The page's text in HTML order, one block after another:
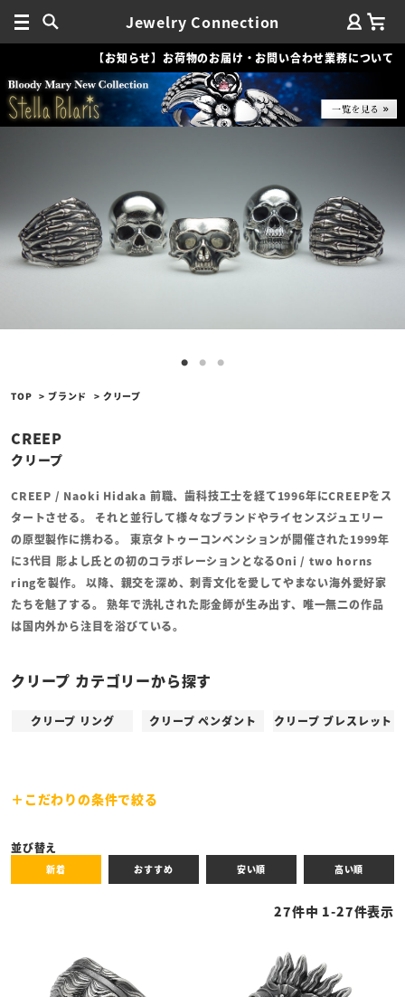
Jewelry Connection
【お知らせ】お荷物のお届け・お問い合わせ業務について
TOP ブランド クリープ
CREEP
クリープ
CREEP / Naoki Hidaka 前職、歯科技工士を経て1996年にCREEPをス
タートさせる。
それと並行して様々なブランドやライセンスジュエリー
の原型製作に携わる。
東京タトゥーコンベンションが開催された1999年
に3代目 彫よし氏との初のコラボレーションとなるOni / two horns
ringを製作。
以降、親交を深め、刺青文化を愛してやまない海外愛好家
たちを魅了する。
熟年で洗礼された彫金師が生み出す、唯一無二の作品
は国内外から注目を浴びている。
クリープ カテゴリーから探す
クリープ リング クリープ ペンダント クリープ ブレスレット
こだわりの条件で絞る
全ての商品
セール商品
並び替え
新着 おすすめ 安い順 高い順
27件中 1-27件表示